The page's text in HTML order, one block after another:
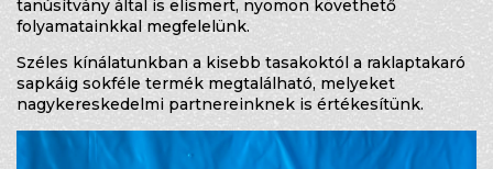
tanúsítvány által is elismert, nyomon követhető
folyamatainkkal megfelelünk.
Széles kínálatunkban a kisebb tasakoktól a raklaptakaró
sapkáig sokféle termék megtalálható, melyeket
nagykereskedelmi partnereinknek is értékesítünk.